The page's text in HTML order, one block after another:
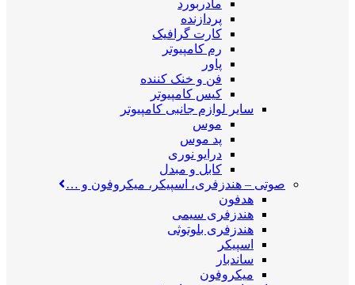
مادربورد
پردازنده
کارت گرافیک
رم کامپیوتر
پاور
فن و خنک کننده
کیس کامپیوتر
سایر لوازم جانبی کامپیوتر
موس
پد موس
درایو نوری
کابل و مبدل
صوتی – هندزفری، اسپیکر، میکروفون و …
هدفون
هندزفری سیمی
هندزفری بلوتوثی
اسپیکر
ساندبار
میکروفون